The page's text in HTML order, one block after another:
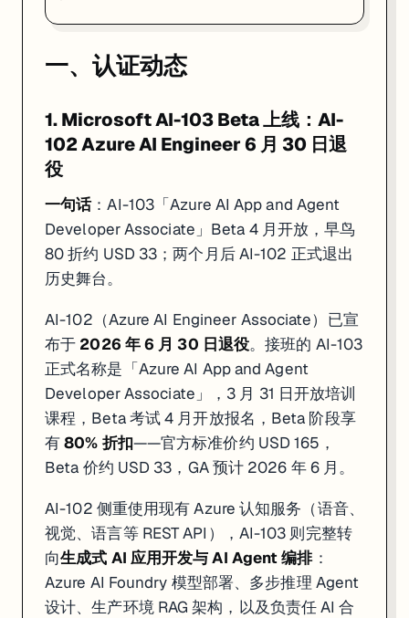
来源：
二、免费 / 限免课程
：想把数据管道从结构化文本延伸到图片、音频、视频处理的数据
4 月 22 日上线，由 DeepLearning.AI 与 Snowflake 联合推出的免费
OCR + ASR 文本提取 ：把 PDF 图表和会议录音转成 LLM 可直
：对视频逐帧生成带时间戳的文
Multimodal RAG 管道：跨幻灯片、音频、视频内容的多模态检
整个 Short Course 完全免费、无需绑卡，典型完成时长 1-2 小时，
2. AWS + Udacity AI & ML Scholars 2026（全额，0 元）
：想系统入门 AI/ML 但没有编程基础、或负担不起 Udacity
见上方认证动态第 3 条，重点提醒：报名截止6 月 24 日 ，Challenge
3. AWS Skill Builder 免费层：1000+ 自学课程，含 GenAI
：正在备考 AWS 认证、或需要利用碎片时间补知识点的工程师
AWS Skill Builder 免费层目前提供超过 1,000 个自助学习资源，其中几
AWS Cloud Practitioner Essentials：Foundation 级，约 6 小
Generative AI Essentials on AWS ：新增模块，约 2 小时，免
各服务专项 Deep Dive：每个 10-30 分钟，适合针对性补漏
登录需要 AWS 账户（免费注册）。付费 Individual 订阅 USD 29/月
一、认证动态
1. Microsoft AI-103 Beta 上线：AI-
102 Azure AI Engineer 6 月 30 日退
役
一句话：AI-103「Azure AI App and Agent
Developer Associate」Beta 4 月开放，早鸟
80 折约 USD 33；两个月后 AI-102 正式退出
历史舞台。
AI-102（Azure AI Engineer Associate）已宣
布于 2026 年 6 月 30 日退役。接班的 AI-103
正式名称是「Azure AI App and Agent
Developer Associate」，3 月 31 日开放培训
课程，Beta 考试 4 月开放报名，Beta 阶段享
有80% 折扣——官方标准价约 USD 165，
Beta 价约 USD 33，GA 预计 2026 年 6 月。
AI-102 侧重使用现有 Azure 认知服务（语音、
视觉、语言等 REST API），AI-103 则完整转
向生成式 AI 应用开发与 AI Agent 编排：
Azure AI Foundry 模型部署、多步推理 Agent
设计、生产环境 RAG 架构，以及负责任 AI 合